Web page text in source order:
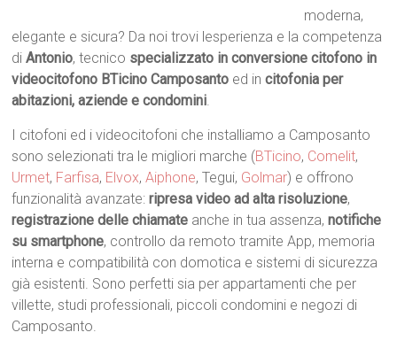
moderna,
elegante e sicura? Da noi trovi lesperienza e la competenza
diAntonio, tecnico specializzato in conversione citofono in
videocitofono BTicino Camposanto ed incitofonia per
abitazioni, aziende e condomini.
I citofoni ed i videocitofoni che installiamo a Camposanto
sono selezionati tra le migliori marche (BTicino, Comelit,
Urmet, Farfisa, Elvox,Aiphone, Tegui, Golmar) e offrono
funzionalità avanzate:ripresa video ad alta risoluzione,
registrazione delle chiamate anche in tua assenza,notifiche
su smartphone, controllo da remoto tramite App, memoria
interna e compatibilità con domotica e sistemi di sicurezza
già esistenti. Sono perfetti sia per appartamenti che per
villette, studi professionali, piccoli condomini e negozi di
Camposanto.